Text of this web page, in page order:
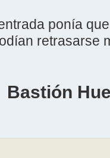
ponía
retrasarse
Bastión